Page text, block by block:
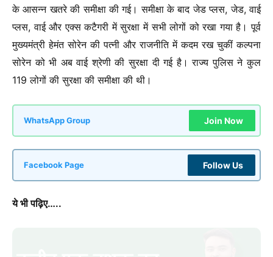
के आसन्न खतरे की समीक्षा की गई। समीक्षा के बाद जेड प्लस, जेड, वाई
प्लस, वाई और एक्स कटैगरी में सुरक्षा में सभी लोगों को रखा गया है। पूर्व
मुख्यमंत्री हेमंत सोरेन की पत्नी और राजनीति में कदम रख चुकीं कल्पना
सोरेन को भी अब वाई श्रेणी की सुरक्षा दी गई है। राज्य पुलिस ने कुल
119 लोगों की सुरक्षा की समीक्षा की थी।
WhatsApp Group Join Now
Facebook Page Follow Us
ये भी पढ़िए…..